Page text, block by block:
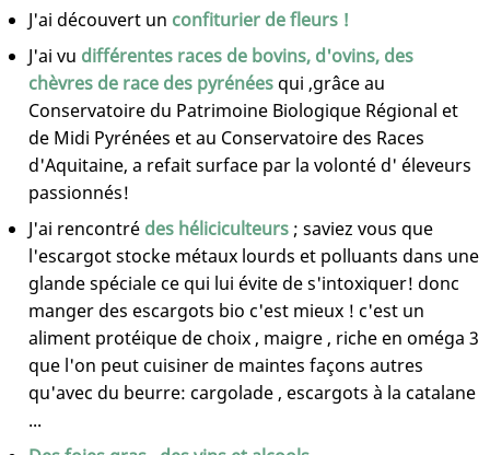
J'ai découvert un confiturier de fleurs !
J'ai vu différentes races de bovins, d'ovins, des
chèvres de race des pyrénées qui ,grâce au
Conservatoire du Patrimoine Biologique Régional et
de Midi Pyrénées et au Conservatoire des Races
d'Aquitaine, a refait surface par la volonté d' éleveurs
passionnés!
J'ai rencontré des héliciculteurs ; saviez vous que
l'escargot stocke métaux lourds et polluants dans une
glande spéciale ce qui lui évite de s'intoxiquer! donc
manger des escargots bio c'est mieux ! c'est un
aliment protéique de choix , maigre , riche en oméga 3
que l'on peut cuisiner de maintes façons autres
qu'avec du beurre: cargolade , escargots à la catalane
...